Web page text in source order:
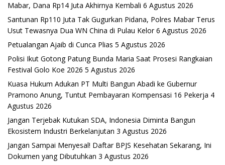
Mabar, Dana Rp14 Juta Akhirnya Kembali 6 Agustus 2026
Santunan Rp110 Juta Tak Gugurkan Pidana, Polres Mabar Terus
Usut Tewasnya Dua WN China di Pulau Kelor 6 Agustus 2026
Petualangan Ajaib di Cunca Plias 5 Agustus 2026
Polisi Ikut Gotong Patung Bunda Maria Saat Prosesi Rangkaian
Festival Golo Koe 2026 5 Agustus 2026
Kuasa Hukum Adukan PT Multi Bangun Abadi ke Gubernur
Pramono Anung, Tuntut Pembayaran Kompensasi 16 Pekerja 4
Agustus 2026
Jangan Terjebak Kutukan SDA, Indonesia Diminta Bangun
Ekosistem Industri Berkelanjutan 3 Agustus 2026
Jangan Sampai Menyesal! Daftar BPJS Kesehatan Sekarang, Ini
Dokumen yang Dibutuhkan 3 Agustus 2026